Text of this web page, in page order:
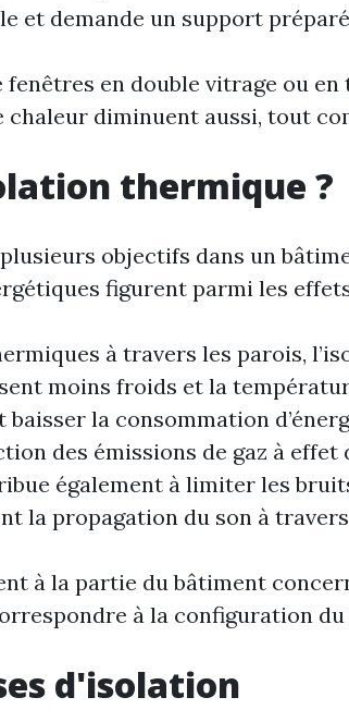
et demande un support
en double vitrage ou
chaleur diminuent aussi, tout
thermique ?
objectifs dans un
figurent parmi les
à travers les parois,
moins froids et la
baisser la consommation
des émissions de gaz à effet
également à limiter les
la propagation du son à
à la partie du bâtiment
à la configuration du
d'isolation